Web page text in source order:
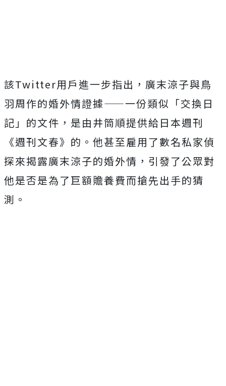
該Twitter用戶進一步指出，廣末涼子與鳥
羽周作的婚外情證據——一份類似「交換日
記」的文件，是由井筒順提供給日本週刊
《週刊文春》的。他甚至雇用了數名私家偵
探來揭露廣末涼子的婚外情，引發了公眾對
他是否是為了巨額贍養費而搶先出手的猜
測。